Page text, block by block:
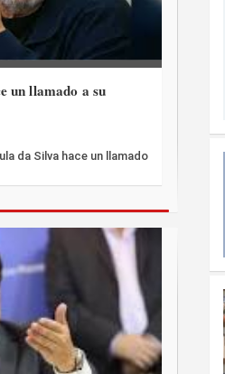
un llamado a su
da Silva hace un llamado